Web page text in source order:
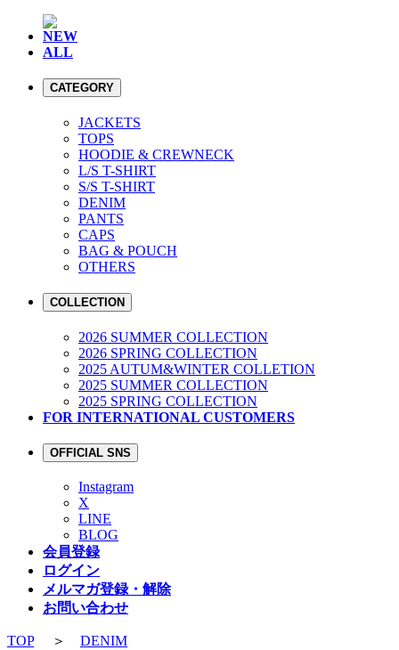
NEW
ALL
CATEGORY
JACKETS
TOPS
HOODIE & CREWNECK
L/S T-SHIRT
S/S T-SHIRT
DENIM
PANTS
CAPS
BAG & POUCH
OTHERS
COLLECTION
2026 SUMMER COLLECTION
2026 SPRING COLLECTION
2025 AUTUM&WINTER COLLETION
2025 SUMMER COLLECTION
2025 SPRING COLLECTION
FOR INTERNATIONAL CUSTOMERS
OFFICIAL SNS
Instagram
X
LINE
BLOG
会員登録
ログイン
メルマガ登録・解除
お問い合わせ
TOP＞ DENIM